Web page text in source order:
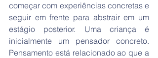
começar com experiências concretas e
seguir em frente para abstrair em um
estágio posterior. Uma criança é
inicialmente um pensador concreto.
Pensamento está relacionado ao que a